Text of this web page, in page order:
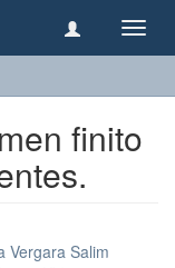
finito
Vergara Salim